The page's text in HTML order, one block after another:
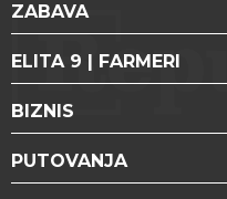
ZABAVA
ELITA 9 | FARMERI
BIZNIS
PUTOVANJA